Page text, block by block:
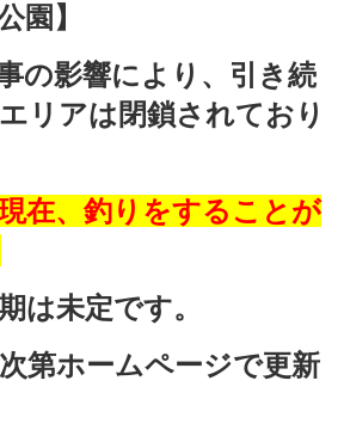
園】
の影響により、引き続
リアは閉鎖されており
在、釣りをすることが
は未定です。
第ホームページで更新